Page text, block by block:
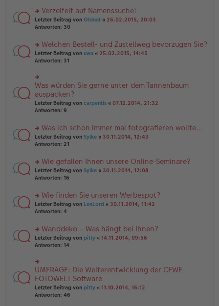
g
e
n
er
tr
a
g
n
g
el
e
n
er
tr
a
g
rs
te
n
g
el
e
n
er
B
ei
tr
g
Verzeifelt auf Namenssuche!
Letzter Beitrag von Oldnat « 26.02.2015, 20:03
Antworten: 30
rs
te
u
n
g
el
es
e
er
B
ei
tr
g
Welchen Bestell- und Zustellweg bevorzugen Sie?
Letzter Beitrag von uwu « 25.02.2015, 14:45
Antworten: 31
rs
te
r
u
n
el
es
e
B
ei
tr
g
Was würden Sie gerne unter dem Tannenbaum
auspacken?
Letzter Beitrag von carpentis « 07.12.2014, 21:32
Antworten: 9
rs
te
n
g
el
e
n
er
tr
a
g
Was ich schon immer mal fotografieren wollte…
Letzter Beitrag von Sylke « 30.11.2014, 12:43
Antworten: 21
rs
te
n
g
el
e
n
er
tr
a
g
Wie gefallen Ihnen unsere Online-Seminare?
Letzter Beitrag von Sylke « 30.11.2014, 12:08
Antworten: 16
rs
te
n
g
el
e
n
er
B
ei
tr
Wie finden Sie unseren Werbespot?
Letzter Beitrag von LenLord « 30.11.2014, 11:42
Antworten: 4
rs
te
u
n
g
el
es
e
Wanddeko – Was hängt bei Ihnen?
Letzter Beitrag von pitty « 14.11.2014, 09:56
Antworten: 14
rs
te
r
u
n
UMFRAGE: Die Weiterentwicklung der CEWE
FOTOWELT Software
Letzter Beitrag von pitty « 11.10.2014, 16:12
Antworten: 46